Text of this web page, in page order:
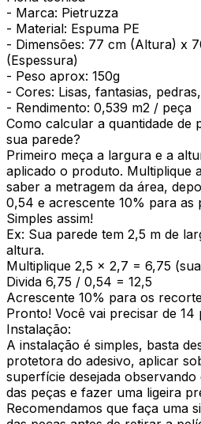
- Marca: Pietruzza
- Material: Espuma PE
- Dimensões: 77 cm (Altura) x
(Espessura)
- Peso aprox: 150g
- Cores: Lisas, fantasias,
- Rendimento: 0,539 m2 / peça
Como calcular a quantidade de
sua parede?
Primeiro meça a largura e a
aplicado o produto. Multiplique
saber a metragem da área,
0,54 e acrescente 10% para as
Simples assim!
Ex: Sua parede tem 2,5 m de
altura.
Multiplique 2,5 x 2,7 = 6,75
Divida 6,75 / 0,54 = 12,5
Acrescente 10% para os
Pronto! Você vai precisar de 14
Instalação:
A instalação é simples, basta
protetora do adesivo, aplicar
superfície desejada
das peças e fazer uma ligeira
Recomendamos que faça uma